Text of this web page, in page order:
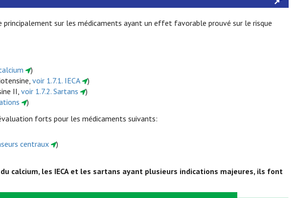
sur les médicaments ayant un effet favorable prouvé sur le risque
)
voir 1.7.1. IECA
)
II,voir 1.7.2. Sartans
)
)
forts pour les médicaments suivants:
centraux
)
calcium, les IECA et les sartans ayant plusieurs indications majeures, ils font